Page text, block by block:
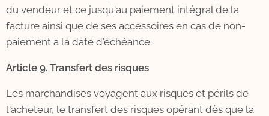
du vendeur et ce jusqu'au paiement intégral de la
facture ainsi que de ses accessoires en cas de non-
paiement à la date d'échéance.
Article 9. Transfert des risques
Les marchandises voyagent aux risques et périls de
l'acheteur, le transfert des risques opérant dès que la